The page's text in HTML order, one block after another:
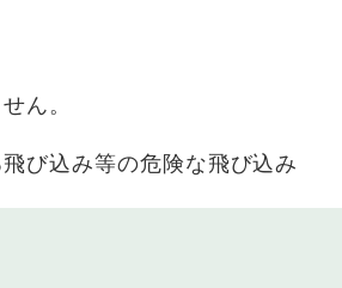
ん。
び込み等の危険な飛び込み